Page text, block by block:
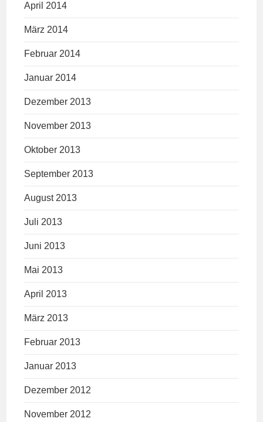
April 2014
März 2014
Februar 2014
Januar 2014
Dezember 2013
November 2013
Oktober 2013
September 2013
August 2013
Juli 2013
Juni 2013
Mai 2013
April 2013
März 2013
Februar 2013
Januar 2013
Dezember 2012
November 2012